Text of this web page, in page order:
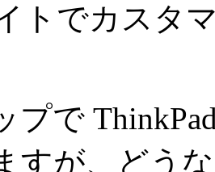
トでカスタ
プで
すが、どう